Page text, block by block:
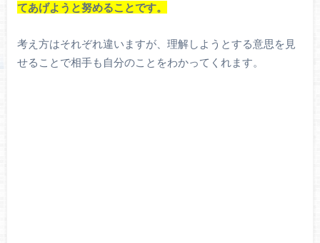
てあげようと努めることです。
考え方はそれぞれ違いますが、理解しようとする意思を見
せることで相手も自分のことをわかってくれます。